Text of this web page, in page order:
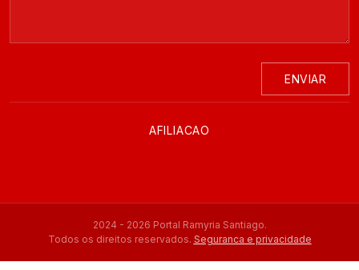
ENVIAR
AFILIACAO
2024 - 2026 Portal Ramyria Santiago.
Todos os direitos reservados. Seguranca e privacidade